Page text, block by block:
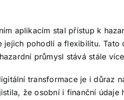
aplikacím stal přístup k
jejich pohodlí a flexibilitu.
průmysl stává stále
transformace je i důraz
že osobní i finanční údaje